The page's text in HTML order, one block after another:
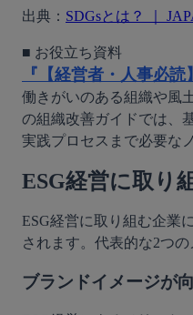
出典： SDGsとは？ ｜
『【経営者・人事必読
働きがいのある組織や風
の組織改善ガイドでは、
実践プロセスまで必要な
ESG経営に取り
ESG経営に取り組む企業
されます。代表的な2つ
ブランドイメージが